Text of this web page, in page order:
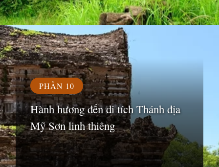
Đang mở
PHẦN 10
Hành hương đến di tích Thánh địa
Mỹ Sơn linh thiêng